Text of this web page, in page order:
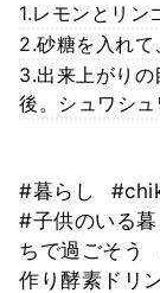
1.レモンとリン
2.砂糖を入れて
3.出来上がり
後。シュワシュ
#暮らし
#子供のいる暮
ちで過ごそう
作り酵素ドリ